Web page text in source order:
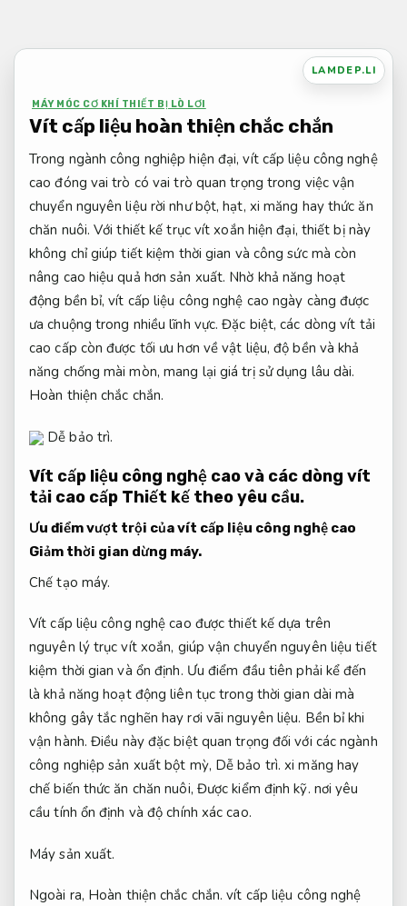
nội
LAMDEP.LI
MÁY MÓC CƠ KHÍ THIẾT BỊ LÒ LƠI
Vít cấp liệu hoàn thiện chắc chắn
Trong ngành công nghiệp hiện đại, vít cấp liệu công nghệ
cao đóng vai trò có vai trò quan trọng trong việc vận
chuyển nguyên liệu rời như bột, hạt, xi măng hay thức ăn
chăn nuôi. Với thiết kế trục vít xoắn hiện đại, thiết bị này
không chỉ giúp tiết kiệm thời gian và công sức mà còn
nâng cao hiệu quả hơn sản xuất. Nhờ khả năng hoạt
động bền bỉ, vít cấp liệu công nghệ cao ngày càng được
ưa chuộng trong nhiều lĩnh vực. Đặc biệt, các dòng vít tải
cao cấp còn được tối ưu hơn về vật liệu, độ bền và khả
năng chống mài mòn, mang lại giá trị sử dụng lâu dài.
Hoàn thiện chắc chắn.
Dễ bảo trì.
Vít cấp liệu công nghệ cao và các dòng vít
tải cao cấp Thiết kế theo yêu cầu.
Ưu điểm vượt trội của vít cấp liệu công nghệ cao
Giảm thời gian dừng máy.
Chế tạo máy.
Vít cấp liệu công nghệ cao được thiết kế dựa trên
nguyên lý trục vít xoắn, giúp vận chuyển nguyên liệu tiết
kiệm thời gian và ổn định. Ưu điểm đầu tiên phải kể đến
là khả năng hoạt động liên tục trong thời gian dài mà
không gây tắc nghẽn hay rơi vãi nguyên liệu. Bền bỉ khi
vận hành. Điều này đặc biệt quan trọng đối với các ngành
công nghiệp sản xuất bột mỳ, Dễ bảo trì. xi măng hay
chế biến thức ăn chăn nuôi, Được kiểm định kỹ. nơi yêu
cầu tính ổn định và độ chính xác cao.
Máy sản xuất.
Ngoài ra, Hoàn thiện chắc chắn. vít cấp liệu công nghệ